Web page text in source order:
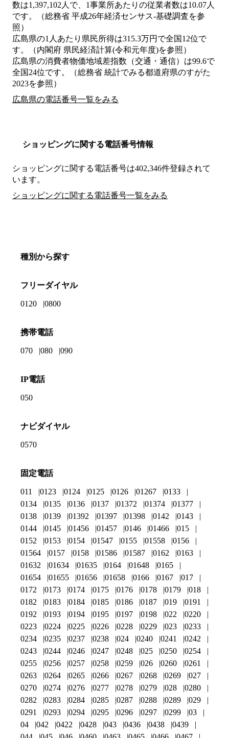
数は1,397,102人で、1事業所あたりの従業者数は10.07人
です。（総務省 平成26年経済センサス‐基礎調査を参
照）
広島県の1人あたり県民所得は315.3万円で全国12位で
す。（内閣府 県民経済計算(令和元年度)を参照）
広島県の消費者物価地域差指数（交通・通信）は99.6で
全国24位です。（総務省 統計でみる都道府県のすがた
2023を参照）
広島県の電話番号一覧をみる
ショッピングに関する電話番号情報
ショッピングに関する電話番号は402,346件登録されて
います。
ショッピングに関する電話番号一覧をみる
種別から探す
フリーダイヤル
0120 0800
携帯電話
070 080 090
IP電話
050
ナビダイヤル
0570
固定電話
011 0123 0124 0125 0126 01267
0133
0134
0135 0136 0137 01372 01374
01377
0138
0139 01392 01397 01398 0142
0143
0144
0145 01456 01457 0146 01466
015
0152
0153 0154 01547 0155 01558
0156
01564
0157 0158 01586 01587 0162
0163
01632
01634 01635 0164 01648
0165
01654
01655 01656 01658 0166 0167
017
0172
0173 0174 0175 0176 0178 0179
018
0182
0183 0184 0185 0186 0187 019
0191
0192
0193 0194 0195 0197 0198 022
0220
0223
0224 0225 0226 0228 0229 023
0233
0234
0235 0237 0238 024 0240 0241
0242
0243
0244 0246 0247 0248 025 0250
0254
0255
0256 0257 0258 0259 026 0260
0261
0263
0264 0265 0266 0267 0268 0269
027
0270
0274 0276 0277 0278 0279 028
0280
0282
0283 0284 0285 0287 0288 0289
029
0291
0293 0294 0295 0296 0297 0299
03
04
042 0422 0428 043 0436 0438
0439